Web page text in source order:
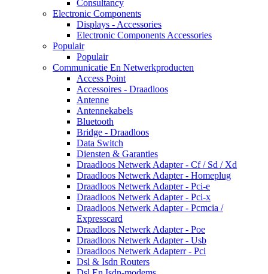
Consultancy
Electronic Components
Displays - Accessories
Electronic Components Accessories
Populair
Populair
Communicatie En Netwerkproducten
Access Point
Accessoires - Draadloos
Antenne
Antennekabels
Bluetooth
Bridge - Draadloos
Data Switch
Diensten & Garanties
Draadloos Netwerk Adapter - Cf / Sd / Xd
Draadloos Netwerk Adapter - Homeplug
Draadloos Netwerk Adapter - Pci-e
Draadloos Netwerk Adapter - Pci-x
Draadloos Netwerk Adapter - Pcmcia /
Expresscard
Draadloos Netwerk Adapter - Poe
Draadloos Netwerk Adapter - Usb
Draadloos Netwerk Adapterr - Pci
Dsl & Isdn Routers